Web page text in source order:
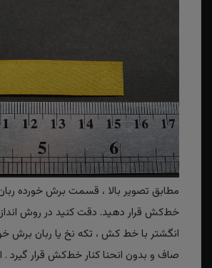
مطابق تصویر بالا ، قسمت برش خورده ربان
خط‌کش قرار دهید. دقت کنید در روش
انگشتر با خط کش ، تکه نخ یا ربان برش
صاف و بدون انحنا کنار خط‌کش قرار گیرد .